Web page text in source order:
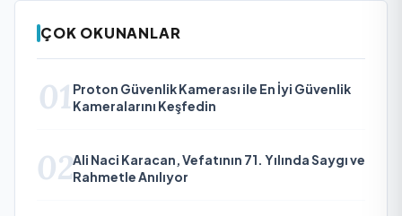
ÇOK OKUNANLAR
01 Proton Güvenlik Kamerası ile En İyi Güvenlik
Kameralarını Keşfedin
02Ali Naci Karacan, Vefatının 71. Yılında Saygı ve
Rahmetle Anılıyor